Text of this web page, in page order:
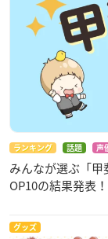
ランキング 話題 声
みんなが選ぶ「
OP10の結果発表
グッズ